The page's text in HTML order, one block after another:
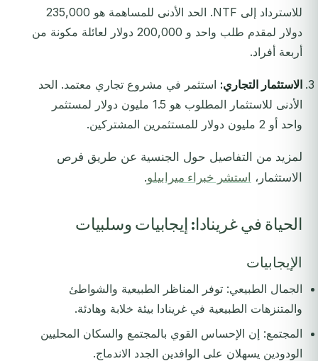
للاسترداد إلى NTF. الحد الأدنى للمساهمة هو 235,000
دولار لمقدم طلب واحد و 200,000 دولار لعائلة مكونة من
أربعة أفراد.
الاستثمار التجاري: استثمر في مشروع تجاري معتمد. الحد
الأدنى للاستثمار المطلوب هو 1.5 مليون دولار لمستثمر
واحد أو 2 مليون دولار للمستثمرين المشتركين.
لمزيد من التفاصيل حول الجنسية عن طريق فرص
الاستثمار، استشر خبراء ميرابيلو.
الحياة في غرينادا: إيجابيات وسلبيات
الإيجابيات
الجمال الطبيعي: توفر المناظر الطبيعية والشواطئ
والمتنزهات الطبيعية في غرينادا بيئة خلابة وهادئة.
المجتمع: إن الإحساس القوي بالمجتمع والسكان المحليين
الودودين يسهلان على الوافدين الجدد الاندماج.